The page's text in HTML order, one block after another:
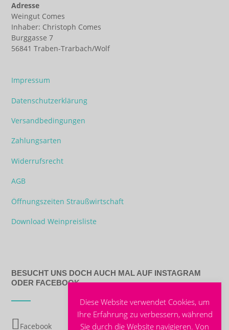
Adresse
Weingut Comes
Inhaber: Christoph Comes
Burggasse 7
56841 Traben-Trarbach/Wolf
Impressum
Datenschutzerklärung
Versandbedingungen
Zahlungsarten
Widerrufsrecht
AGB
Öffnungszeiten Straußwirtschaft
Download Weinpreisliste
BESUCHT UNS DOCH AUCH MAL AUF INSTAGRAM
ODER FACEBOOK
Facebook
Diese Website verwendet Cookies, um
Ihre Erfahrung zu verbessern, während
Sie durch die Website navigieren. Von